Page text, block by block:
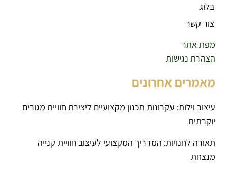
בלוג
צור קשר
מפת אתר
הצהרת נגישות
מאמרים אחרונים
עיצוב וילות: עקרונות תכנון מקצועיים ליצירת חוויית מגורים
יוקרתית
תאורה לחנויות: המדריך המקצועי לעיצוב חוויית קנייה
מנצחת